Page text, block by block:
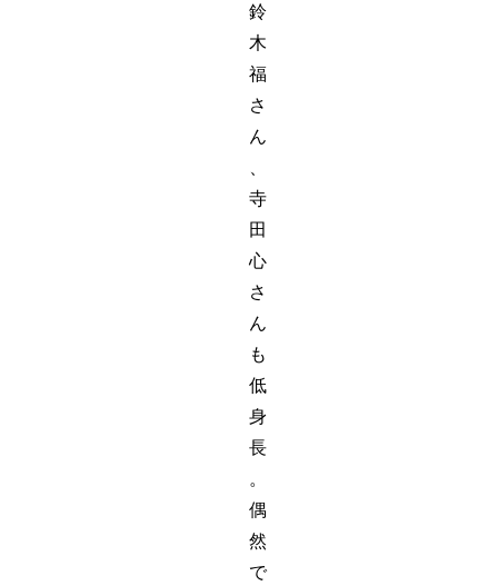
鈴
木
福
さ
ん
寺
田
心
さ
ん
も
低
身
長
。
偶
然
で